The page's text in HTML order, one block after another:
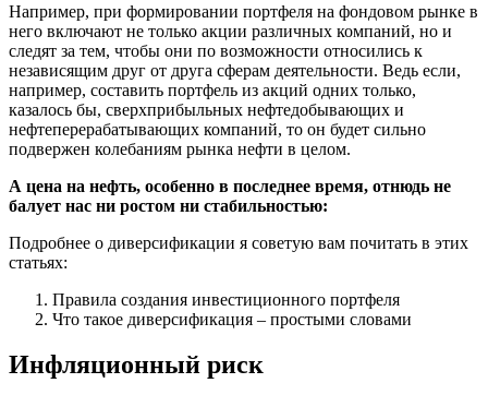
Например, при формировании портфеля на фондовом рынке в
него включают не только акции различных компаний, но и
следят за тем, чтобы они по возможности относились к
независящим друг от друга сферам деятельности. Ведь если,
например, составить портфель из акций одних только,
казалось бы, сверхприбыльных нефтедобывающих и
нефтеперерабатывающих компаний, то он будет сильно
подвержен колебаниям рынка нефти в целом.
А цена на нефть, особенно в последнее время, отнюдь не
балует нас ни ростом ни стабильностью:
Подробнее о диверсификации я советую вам почитать в этих
статьях:
Правила создания инвестиционного портфеля
Что такое диверсификация – простыми словами
Инфляционный риск